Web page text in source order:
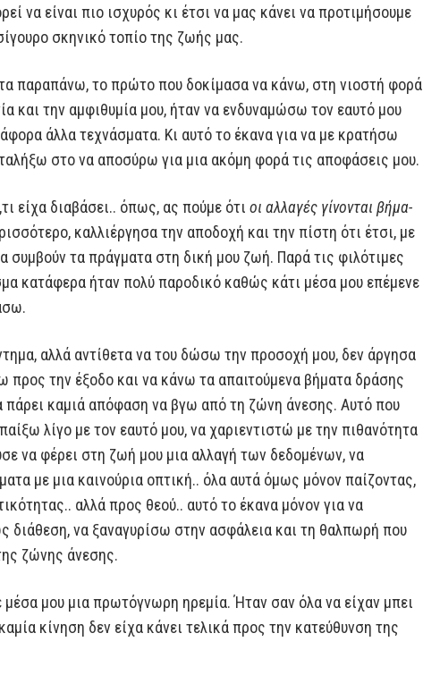
να είναι πιο ισχυρός κι έτσι να μας κάνει να προτιμήσουμε
σκηνικό τοπίο της ζωής μας.
παραπάνω, το πρώτο που δοκίμασα να κάνω, στη νιοστή φορά
και την αμφιθυμία μου, ήταν να ενδυναμώσω τον εαυτό μου
άλλα τεχνάσματα. Κι αυτό το έκανα για να με κρατήσω
στο να αποσύρω για μια ακόμη φορά τις αποφάσεις μου.
είχα διαβάσει.. όπως, ας πούμε ότι οι αλλαγές γίνονται βήμα-
καλλιέργησα την αποδοχή και την πίστη ότι έτσι, με
συμβούν τα πράγματα στη δική μου ζωή. Παρά τις φιλότιμες
κατάφερα ήταν πολύ παροδικό καθώς κάτι μέσα μου επέμενε
αλλά αντίθετα να του δώσω την προσοχή μου, δεν άργησα
προς την έξοδο και να κάνω τα απαιτούμενα βήματα δράσης
πάρει καμιά απόφαση να βγω από τη ζώνη άνεσης. Αυτό που
λίγο με τον εαυτό μου, να χαριεντιστώ με την πιθανότητα
να φέρει στη ζωή μου μια αλλαγή των δεδομένων, να
με μια καινούρια οπτική.. όλα αυτά όμως μόνον παίζοντας,
αλλά προς θεού.. αυτό το έκανα μόνον για να
διάθεση, να ξαναγυρίσω στην ασφάλεια και τη θαλπωρή που
ζώνης άνεσης.
μου μια πρωτόγνωρη ηρεμία. Ήταν σαν όλα να είχαν μπει
κίνηση δεν είχα κάνει τελικά προς την κατεύθυνση της